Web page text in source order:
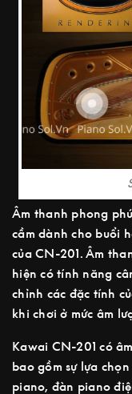
Âm thanh phong
cầm dành cho buổi
của CN-201. Âm
hiện có tính năng
chỉnh các đặc tính
khi chơi ở mức âm
Kawai CN-201 có
bao gồm sự lựa
piano, đàn piano